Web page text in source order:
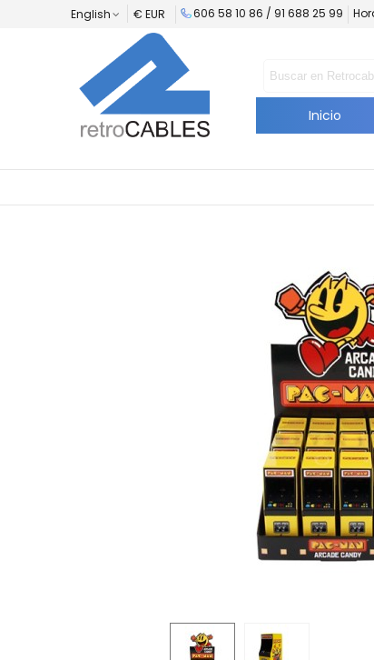
English € EUR 606 58 10 86 / 91 688 25 99
Inicio